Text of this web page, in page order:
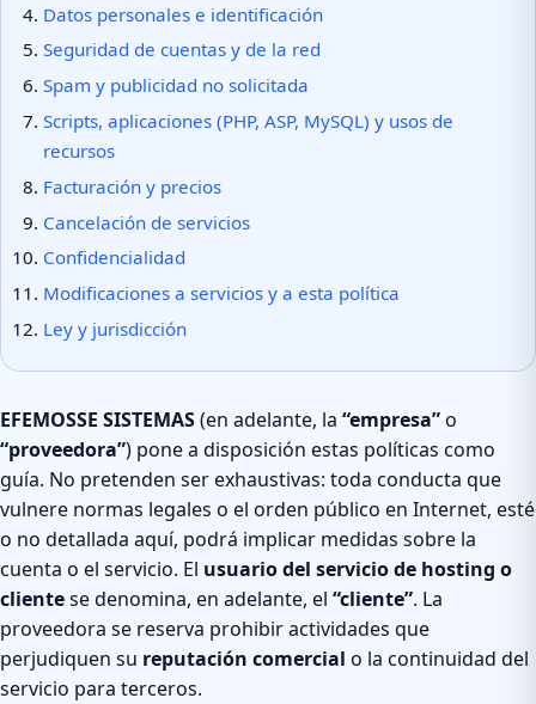
Datos personales e identificación
Seguridad de cuentas y de la red
Spam y publicidad no solicitada
Scripts, aplicaciones (PHP, ASP, MySQL) y usos de
recursos
Facturación y precios
Cancelación de servicios
Confidencialidad
Modificaciones a servicios y a esta política
Ley y jurisdicción
EFEMOSSE SISTEMAS(en adelante, la “empresa”o
“proveedora”) pone a disposición estas políticas como
guía. No pretenden ser exhaustivas: toda conducta que
vulnere normas legales o el orden público en Internet, esté
o no detallada aquí, podrá implicar medidas sobre la
cuenta o el servicio. El usuario del servicio de hosting o
clientese denomina, en adelante, el “cliente”. La
proveedora se reserva prohibir actividades que
perjudiquen su reputación comercial o la continuidad del
servicio para terceros.